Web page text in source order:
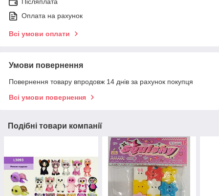
Оплата на рахунок
Всі умови оплати
Умови повернення
Повернення товару впродовж 14 днів за рахунок покупця
Всі умови повернення
Подібні товари компанії